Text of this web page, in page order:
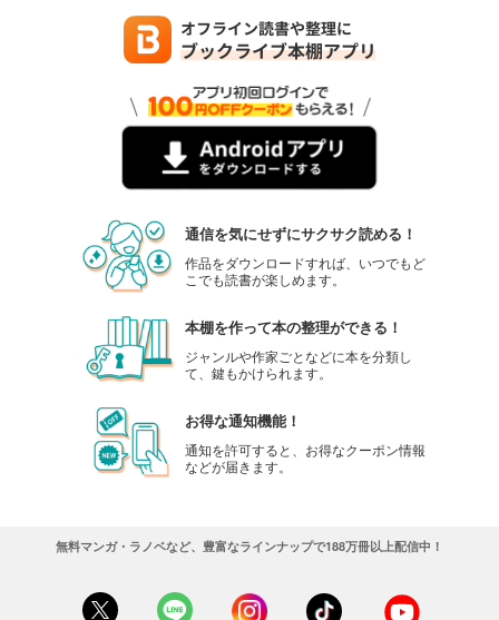
通信を気にせずにサクサク読める！
作品をダウンロードすれば、いつでもど
こでも読書が楽しめます。
本棚を作って本の整理ができる！
ジャンルや作家ごとなどに本を分類し
て、鍵もかけられます。
お得な通知機能！
通知を許可すると、お得なクーポン情報
などが届きます。
無料マンガ・ラノベなど、豊富なラインナップで188万冊以上配信中！